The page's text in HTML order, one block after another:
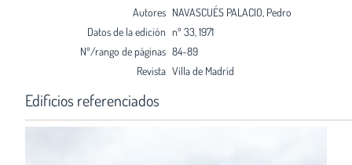
Autores NAVASCUÉS PALACIO, Pedro
Datos de la edición nº 33, 1971
Nº/rango de páginas 84-89
Revista Villa de Madrid
Edificios referenciados